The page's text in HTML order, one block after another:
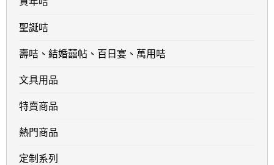
聖誕咭
壽咭、結婚囍帖、百日宴、萬用咭
文具用品
特賣商品
熱門商品
定制系列